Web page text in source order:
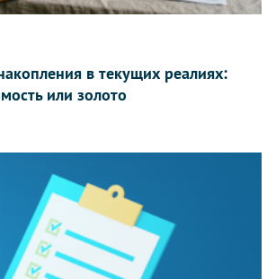
в текущих реалиях:
или золото